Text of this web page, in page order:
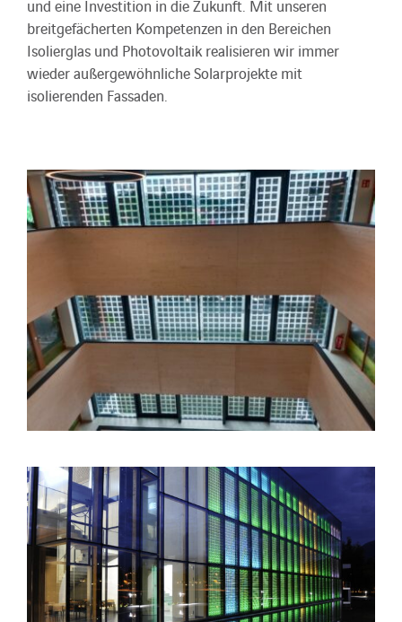
und eine Investition in die Zukunft. Mit unseren
breitgefächerten Kompetenzen in den Bereichen
Isolierglas und Photovoltaik realisieren wir immer
wieder außergewöhnliche Solarprojekte mit
isolierenden Fassaden.